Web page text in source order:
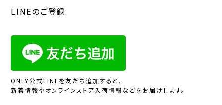
LINEのご登録
ONLY公式LINEを友だち追加すると、
新着情報やオンラインストア入荷情報などをお届けします。